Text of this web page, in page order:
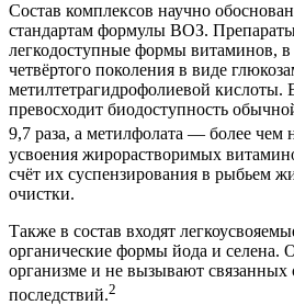
Состав комплексов научно
стандартам формулы ВОЗ.
легкодоступные формы витаминов,
четвёртого поколения в виде
метилтетрагидрофолиевой кислоты.
превосходит биодоступность
9,7 раза, а метилфолата — более чем
усвоения жирорастворимых
счёт их суспензирования в рыбьем
очистки.
Также в состав входят
органические формы йода и селена.
организме и не вызывают связанных
последствий.2